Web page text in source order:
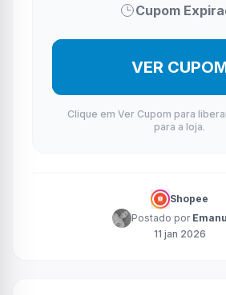
Cupom
VER
Clique em Ver Cupom para
para a loja.
Shopee
Postado por
11 jan 2026